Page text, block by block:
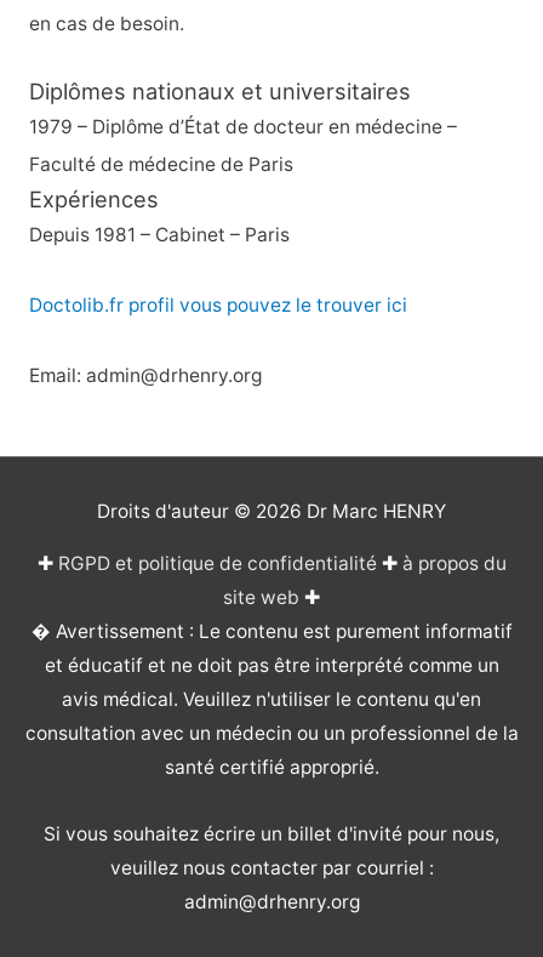
en cas de besoin.
Diplômes nationaux et universitaires
1979 – Diplôme d’État de docteur en médecine –
Faculté de médecine de Paris
Expériences
Depuis 1981 – Cabinet – Paris
Doctolib.fr profil vous pouvez le trouver ici
Email: admin@drhenry.org
Droits d'auteur © 2026 Dr Marc HENRY
✚ RGPD et politique de confidentialité✚ à propos du
site web ✚
� Avertissement : Le contenu est purement informatif
et éducatif et ne doit pas être interprété comme un
avis médical. Veuillez n'utiliser le contenu qu'en
consultation avec un médecin ou un professionnel de la
santé certifié approprié.
Si vous souhaitez écrire un billet d'invité pour nous,
veuillez nous contacter par courriel :
admin@drhenry.org